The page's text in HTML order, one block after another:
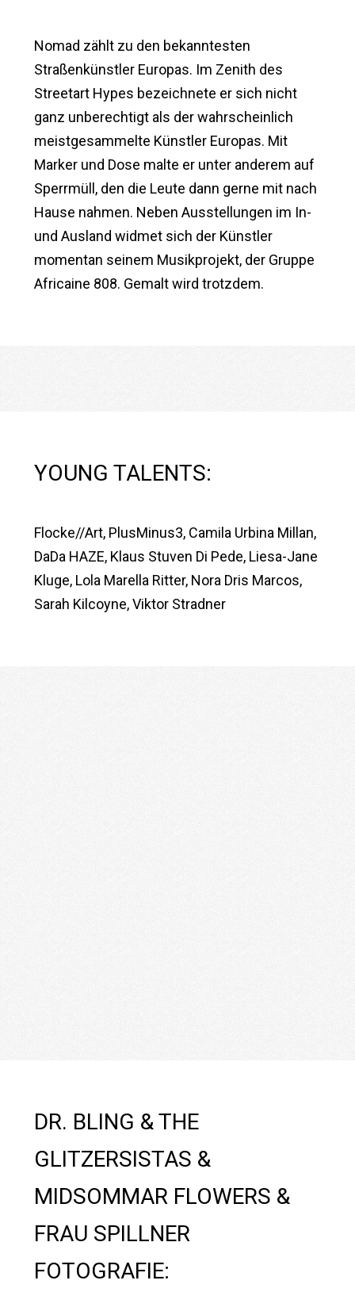
Nomad zählt zu den bekanntesten
Straßenkünstler Europas. Im Zenith des
Streetart Hypes bezeichnete er sich nicht
ganz unberechtigt als der wahrscheinlich
meistgesammelte Künstler Europas. Mit
Marker und Dose malte er unter anderem auf
Sperrmüll, den die Leute dann gerne mit nach
Hause nahmen. Neben Ausstellungen im In-
und Ausland widmet sich der Künstler
momentan seinem Musikprojekt, der Gruppe
Africaine 808. Gemalt wird trotzdem.
YOUNG TALENTS:
Flocke//Art, PlusMinus3, Camila Urbina Millan,
DaDa HAZE, Klaus Stuven Di Pede, Liesa-Jane
Kluge, Lola Marella Ritter, Nora Dris Marcos,
Sarah Kilcoyne, Viktor Stradner
DR. BLING & THE
GLITZERSISTAS &
MIDSOMMAR FLOWERS &
FRAU SPILLNER
FOTOGRAFIE: